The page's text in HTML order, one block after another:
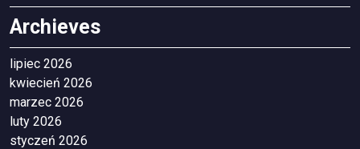
Archieves
lipiec 2026
kwiecień 2026
marzec 2026
luty 2026
styczeń 2026